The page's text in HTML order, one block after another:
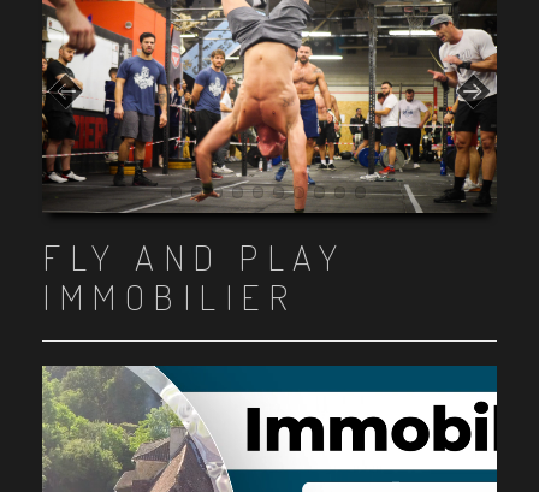
Item 1
Item 2
Item 3
Item 4
Item 5
Item 6
Item 7
Item 8
Item 9
Item 10
FLY AND PLAY
IMMOBILIER